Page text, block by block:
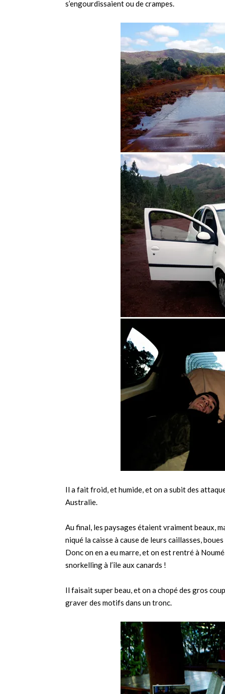
s’engourdissaient ou de crampes.
Il a fait froid, et humide, et on a subit des
Australie.
Au final, les paysages étaient vraiment beaux,
niqué la caisse à cause de leurs caillasses,
Donc on en a eu marre, et on est rentré à
snorkelling à l’île aux canards !
Il faisait super beau, et on a chopé des gros
graver des motifs dans un tronc.